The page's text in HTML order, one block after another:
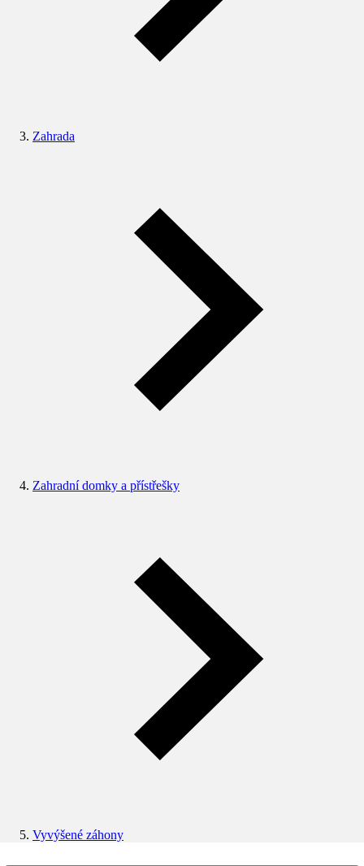
Zahrada
Zahradní domky a přístřešky
Vyvýšené záhony